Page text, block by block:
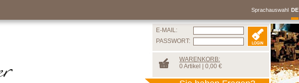
Sprachauswahl DE
E-MAIL:
PASSWORT:
WARENKORB:
0 Artikel | 0,00 €